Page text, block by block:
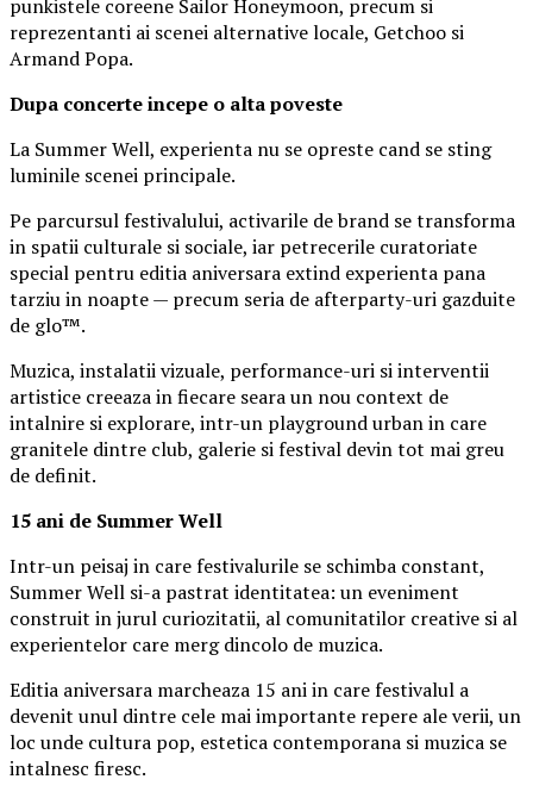
punkistele coreene Sailor Honeymoon, precum si
reprezentanti ai scenei alternative locale, Getchoo si
Armand Popa.
Dupa concerte incepe o alta poveste
La Summer Well, experienta nu se opreste cand se sting
luminile scenei principale.
Pe parcursul festivalului, activarile de brand se transforma
in spatii culturale si sociale, iar petrecerile curatoriate
special pentru editia aniversara extind experienta pana
tarziu in noapte — precum seria de afterparty-uri gazduite
de glo™.
Muzica, instalatii vizuale, performance-uri si interventii
artistice creeaza in fiecare seara un nou context de
intalnire si explorare, intr-un playground urban in care
granitele dintre club, galerie si festival devin tot mai greu
de definit.
15 ani de Summer Well
Intr-un peisaj in care festivalurile se schimba constant,
Summer Well si-a pastrat identitatea: un eveniment
construit in jurul curiozitatii, al comunitatilor creative si al
experientelor care merg dincolo de muzica.
Editia aniversara marcheaza 15 ani in care festivalul a
devenit unul dintre cele mai importante repere ale verii, un
loc unde cultura pop, estetica contemporana si muzica se
intalnesc firesc.